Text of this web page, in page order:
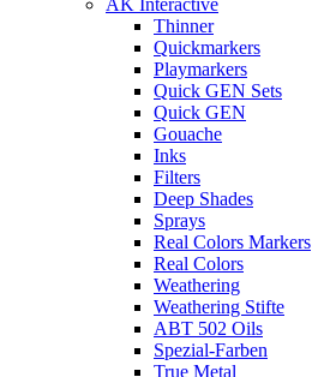
AK Interactive
Thinner
Quickmarkers
Playmarkers
Quick GEN Sets
Quick GEN
Gouache
Inks
Filters
Deep Shades
Sprays
Real Colors Markers
Real Colors
Weathering
Weathering Stifte
ABT 502 Oils
Spezial-Farben
True Metal